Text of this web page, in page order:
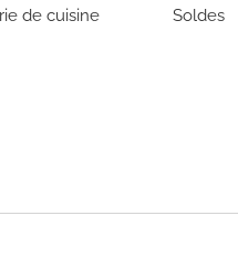
de cuisine Soldes